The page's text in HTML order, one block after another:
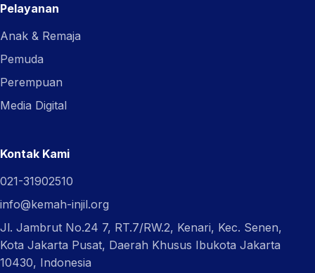
Pelayanan
Anak & Remaja
Pemuda
Perempuan
Media Digital
Kontak Kami
021-31902510
info@kemah-injil.org
Jl. Jambrut No.24 7, RT.7/RW.2, Kenari, Kec. Senen,
Kota Jakarta Pusat, Daerah Khusus Ibukota Jakarta
10430, Indonesia